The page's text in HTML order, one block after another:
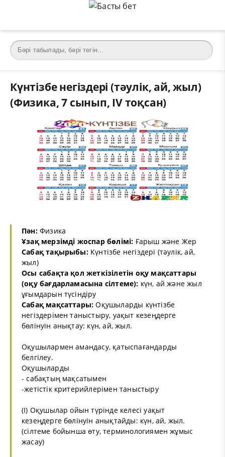
Күнтізбе негіздері (тәулік, ай, жыл)
(Физика, 7 сынып, IV тоқсан)
Пән:Физика
Ұзақ мерзімді жоспар бөлімі: Ғарыш және Жер
Сабақ тақырыбы:Күнтізбе негіздері (тәулік, ай,
жыл)
Осы сабақта қол жеткізілетін оқу мақсаттары
(оқу бағдарламасына сілтеме): күн, ай және жыл
ұғымдарын түсіндіру
Сабақ мақсаттары: Оқушыларды күнтізбе
негіздерімен таныстыру, уақыт кезеңдерге
бөлінуін анықтау: күн, ай, жыл.
Оқушылармен амандасу, қатыспағандарды
белгілеу.
Оқушыларды
- сабақтың мақсатымен
-жетістік критерийлерімен таныстыру
(I) Оқушылар ойын түрінде келесі уақыт
кезеңдерге бөлінуін анықтайды: күн, ай, жыл.
(сілтеме бойынша өту, терминологиямен жұмыс
жасау)